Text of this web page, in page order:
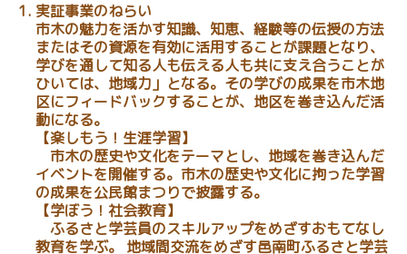
実証事業のねらい
市木の魅力を活かす知識、知恵、経験等の伝授の方法
またはその資源を有効に活用することが課題となり、
学びを通して知る人も伝える人も共に支え合うことが
ひいては、地域力」となる。その学びの成果を市木地
区にフィードバックすることが、地区を巻き込んだ活
動になる。
【楽しもう！生涯学習】
市木の歴史や文化をテーマとし、地域を巻き込んだ
イベントを開催する。市木の歴史や文化に拘った学習
の成果を公民館まつりで披露する。
【学ぼう！社会教育】
ふるさと学芸員のスキルアップをめざすおもてなし
教育を学ぶ。 地域間交流をめざす邑南町ふるさと学芸